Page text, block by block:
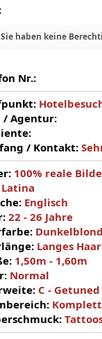
Sie haben keine
Nr.:
/ Agentur:
/ Kontakt:
100% reale
Latina
Englisch
22 - 26 Jahre
Dunkelblond
Langes Haar
1,50m - 1,60m
Normal
C - Getuned